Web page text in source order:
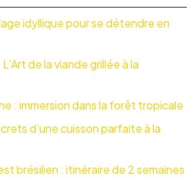
idyllique pour se détendre en
de la viande grillée à la
: immersion dans la forêt tropicale
d’une cuisson parfaite à la
brésilien : itinéraire de 2 semaines